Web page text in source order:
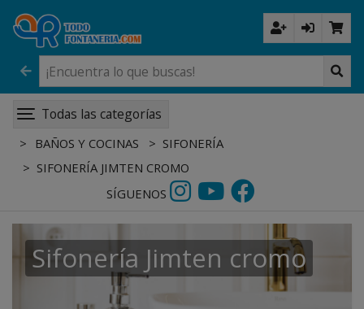
Todas las categorías
BAÑOS Y COCINAS
SIFONERÍA
SIFONERÍA JIMTEN CROMO
SÍGUENOS
Sifonería Jimten cromo